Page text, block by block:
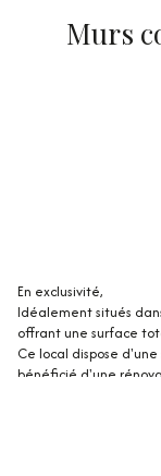
En exclusivité,
Idéalement situés
offrant une surface
Ce local dispose
bénéficié d'une
Copropriété bien